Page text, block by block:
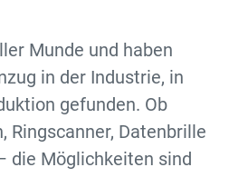
Munde und haben
in der Industrie, in
gefunden. Ob
Ringscanner, Datenbrille
die Möglichkeiten sind